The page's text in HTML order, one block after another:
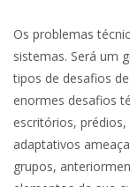
Os problemas
sistemas. Será um
tipos de desafios
enormes desafios
escritórios,
adaptativos
grupos,